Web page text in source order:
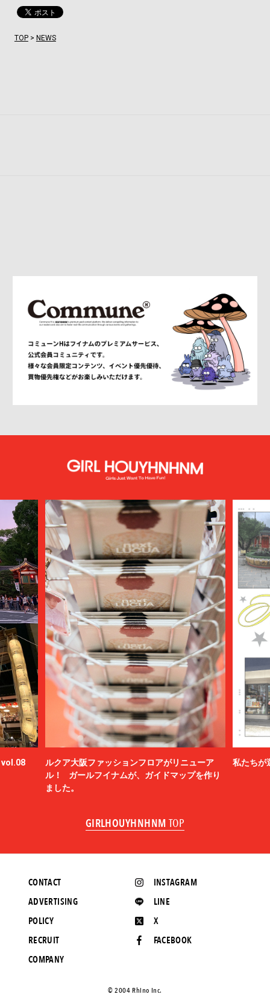
TOP> NEWS
vol.08
ルクア大阪ファッションフロアがリニューア
ル！ ガールフイナムが、ガイドマップを作り
ました。
私たちが
GIRLHOUYHNHNM TOP
INSTAGRAM
LINE
X
FACEBOOK
CONTACT
ADVERTISING
POLICY
RECRUIT
COMPANY
©️ 2004 Rhino Inc.